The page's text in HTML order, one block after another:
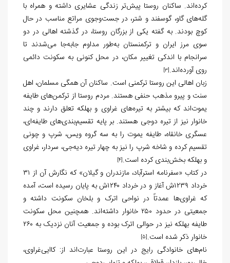
کرده‌اند. ساکنان روستا پیش‌تر زندگی عشایری داشته و همراه با
گله‌های گاو، گوسفند و شتر، در جست‌وجوی مراتع مناسب در حال
کوچ بودند. به گفته یکی از بزرگان روستا، در گذشته اهالی در دو
سوی مرز ایران و ترکمنستان به‌طور مداوم جابه‌جا می‌شدند تا
سرانجام با اندکی تغییر مکان، در محل کنونی به سکونت دائمی
روی آورده‌‌اند.[3]
زبان اهالی این روستا ترکمنی است. ساکنان آن همگی مسلمان، اهل
سنت و پیرو مذهب حنفی هستند. مردم روستا از ترکمن‌های طایفه
یموت‌اند که بیشتر به تیره‌های غراوی و بهلکه تعلق دارند و چند
خانوار نیز از تیره دوجی هستند. بر پایه تقسیم‌بندی‌های طایفه‌ای،
عسگری خانقاه، طایفه یموت را به سه گروه ویس، شرپ و چونی
تقسیم کرده و شاخه شرپ را نیز به چهار تیره دیه‌جی، سردار، غراوی
و بهلکه بخش‌بندی کرده است.[4]
در کتاب «سفرنامه استرآباد، مازندران و گیلان» که نگارش آن از ۳۱
خرداد ۱۲۳۹ش آغاز و در خرداد ۱۲۴۰ش به پایان رسیده است، آمده
که غراوی‌ها عمدتاً در نواحی اترک و بلخان سکونت داشته و
جمعیتی در حدود ۲۵۰ خانوار داشته‌اند. همچنین محل سکونت
طایفه بهلکه نیز در حوالی اترک بوده و جمعیت آنان نزدیک به ۲۶۰
خانوار ذکر شده است.[5]
نام‌های خانوادگی رایج در این روستا عبارت‌اند از: کاایی‌غراوی،